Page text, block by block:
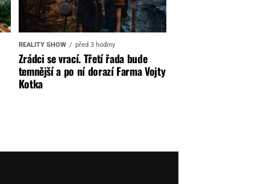
REALITY SHOW před 3 hodiny
Zrádci se vrací. Třetí řada bude
temnější a po ní dorazí Farma Vojty
Kotka